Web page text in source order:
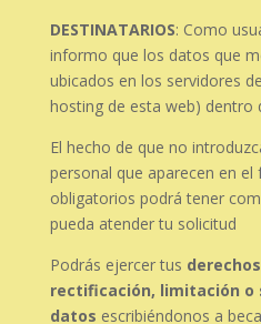
DESTINATARIOS: Como
informo que los datos que
ubicados en los servidores
hosting de esta web) dentro
El hecho de que no
personal que aparecen en
obligatorios podrá tener
pueda atender tu solicitud
Podrás ejercer tus
rectificación, limitación o
datos escribiéndonos a